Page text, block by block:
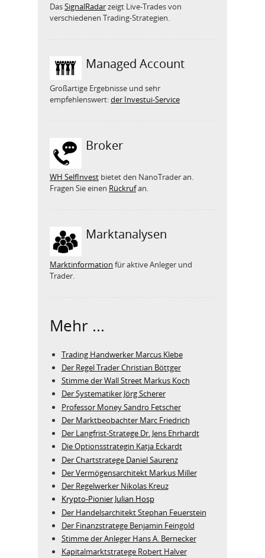
DasSignalRadarzeigt Live-Trades von
verschiedenen Trading-Strategien.
Managed Account
Großartige Ergebnisse und sehr
empfehlenswert:der Investui-Service
Broker
WH SelfInvest bietet den NanoTrader an.
Fragen Sie einen Rückrufan.
Marktanalysen
Marktinformation für aktive Anleger und
Trader.
Mehr ...
Trading Handwerker Marcus Klebe
Der Regel Trader Christian Böttger
Stimme der Wall Street Markus Koch
Der Systematiker Jörg Scherer
Professor Money Sandro Fetscher
Der Marktbeobachter Marc Friedrich
Der Langfrist-Stratege Dr. Jens Ehrhardt
Die Optionsstrategin Katja Eckardt
Der Chartstratege Daniel Saurenz
Der Vermögensarchitekt Markus Miller
Der Regelwerker Nikolas Kreuz
Krypto-Pionier Julian Hosp
Der Handelsarchitekt Stephan Feuerstein
Der Finanzstratege Benjamin Feingold
Stimme der Anleger Hans A. Bernecker
Kapitalmarktstratege Robert Halver